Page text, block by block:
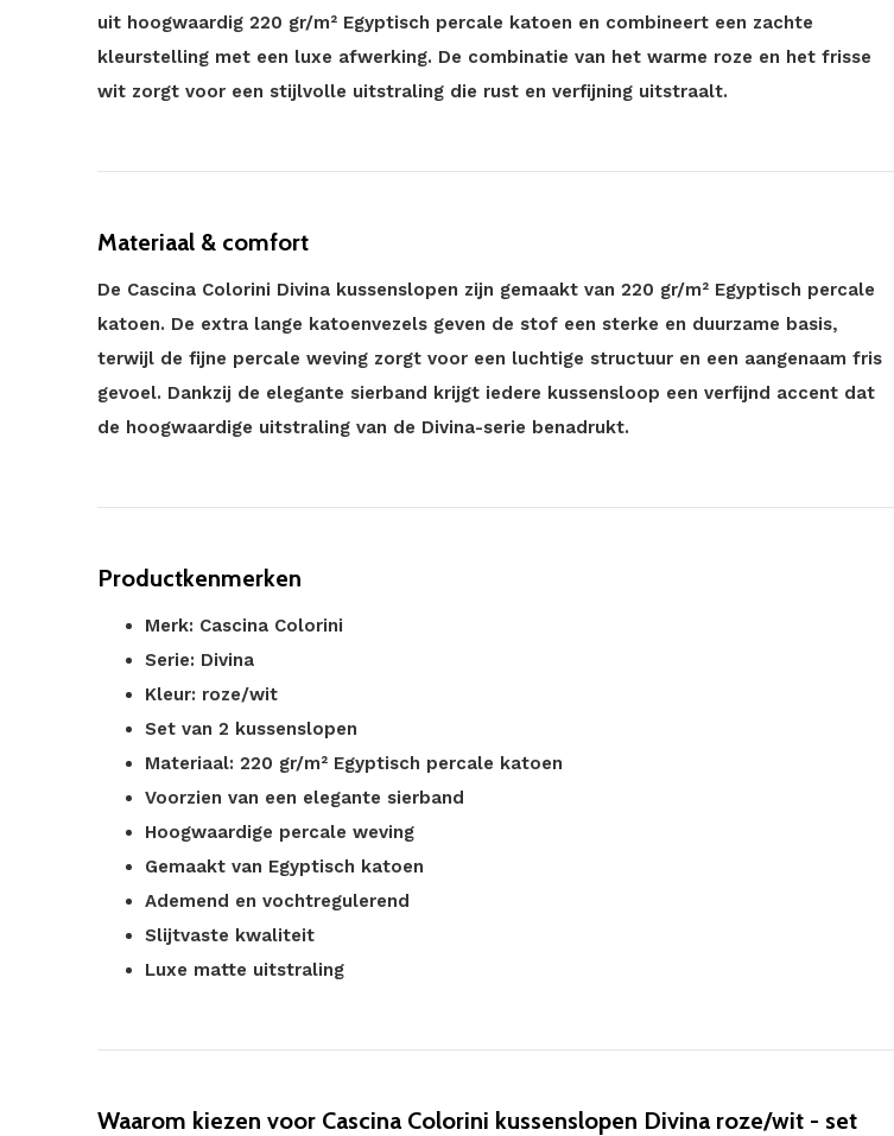
uit hoogwaardig 220 gr/m² Egyptisch percale katoen en combineert een zachte
kleurstelling met een luxe afwerking. De combinatie van het warme roze en het frisse
wit zorgt voor een stijlvolle uitstraling die rust en verfijning uitstraalt.
Materiaal & comfort
De Cascina Colorini Divina kussenslopen zijn gemaakt van 220 gr/m² Egyptisch percale
katoen. De extra lange katoenvezels geven de stof een sterke en duurzame basis,
terwijl de fijne percale weving zorgt voor een luchtige structuur en een aangenaam fris
gevoel. Dankzij de elegante sierband krijgt iedere kussensloop een verfijnd accent dat
de hoogwaardige uitstraling van de Divina-serie benadrukt.
Productkenmerken
Merk: Cascina Colorini
Serie: Divina
Kleur: roze/wit
Set van 2 kussenslopen
Materiaal: 220 gr/m² Egyptisch percale katoen
Voorzien van een elegante sierband
Hoogwaardige percale weving
Gemaakt van Egyptisch katoen
Ademend en vochtregulerend
Slijtvaste kwaliteit
Luxe matte uitstraling
Waarom kiezen voor Cascina Colorini kussenslopen Divina roze/wit - set